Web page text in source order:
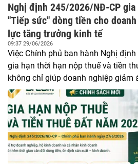
Nghị định 245/2026/NĐ-CP
"Tiếp sức" dòng tiền cho
lực tăng trưởng kinh tế
09:37 29/06/2026
Việc Chính phủ ban hành Nghị
gia hạn thời hạn nộp thuế và tiền
không chỉ giúp doanh nghiệp giảm
mắt mà còn được kỳ vọng tạo
xuất, thúc đẩy tăng trưởng kinh tế
cộng đồng đầu tư. Tuy nhiên, đây
nghĩa vụ thuế, không phải miễn
nghiệp vẫn cần chủ động kế
lực khi đến thời điểm phải nộp.